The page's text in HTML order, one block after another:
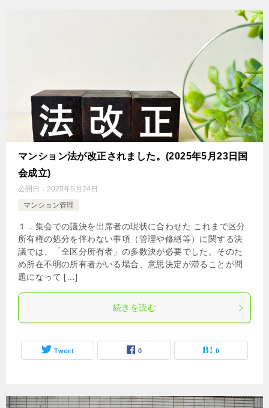
マンション法が改正されました。(2025年5月23日国
会成立)
公開日： 2025年5月24日
マンション管理
１．集会での議決を出席者の現状に合わせた これまで区分
所有権の処分を伴わない事項（管理や修繕等）に関する決
議では、「全区分所有者」の多数決が必要でした。そのた
め所在不明の所有者がいる場合、意思決定が滞ることが問
題になって […]
続きを読む
Tweet 0 0